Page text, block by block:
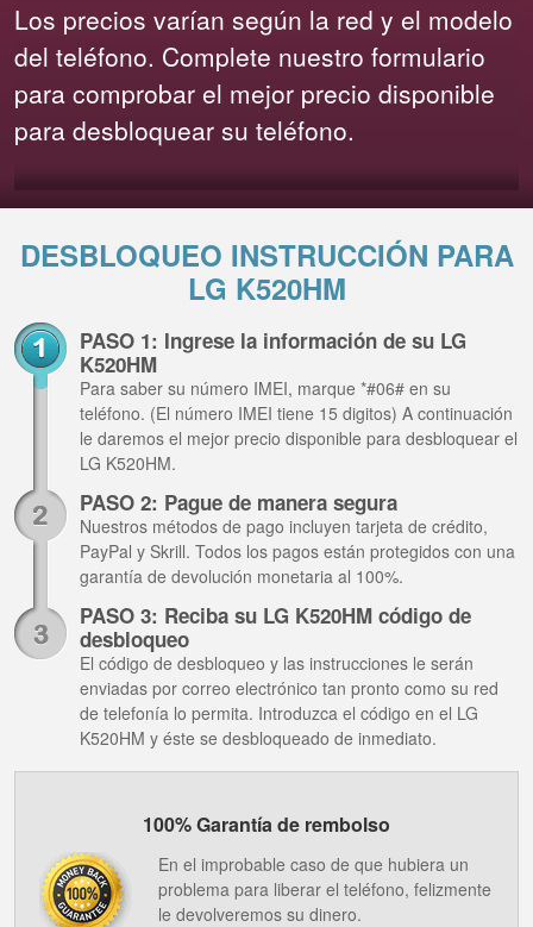
Los precios varían según la red y el modelo
del teléfono. Complete nuestro formulario
para comprobar el mejor precio disponible
para desbloquear su teléfono.
DESBLOQUEO INSTRUCCIÓN PARA
LG K520HM
PASO 1: Ingrese la información de su LG
K520HM
Para saber su número IMEI, marque *#06# en su
teléfono. (El número IMEI tiene 15 digitos) A continuación
le daremos el mejor precio disponible para desbloquear el
LG K520HM.
PASO 2: Pague de manera segura
Nuestros métodos de pago incluyen tarjeta de crédito,
PayPal y Skrill. Todos los pagos están protegidos con una
garantía de devolución monetaria al 100%.
PASO 3: Reciba su LG K520HM código de
desbloqueo
El código de desbloqueo y las instrucciones le serán
enviadas por correo electrónico tan pronto como su red
de telefonía lo permita. Introduzca el código en el LG
K520HM y éste se desbloqueado de inmediato.
100% Garantía de rembolso
En el improbable caso de que hubiera un
problema para liberar el teléfono, felizmente
le devolveremos su dinero.